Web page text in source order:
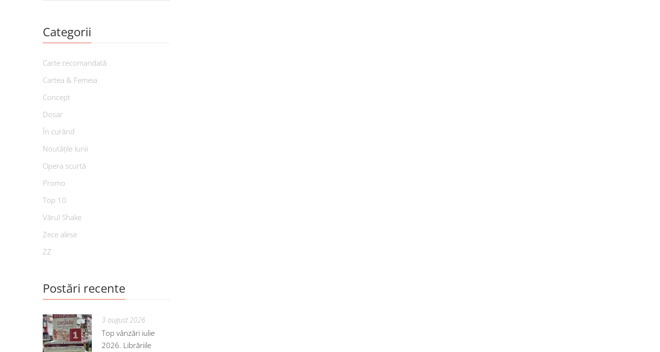
Categorii
Carte recomandată
Cartea & Femeia
Concept
Dosar
În curând
Noutățile lunii
Opera scurtă
Promo
Top 10
Vărul Shake
Zece alese
ZZ
Postări recente
3 august 2026
Top vânzări iulie
2026. Librăriile